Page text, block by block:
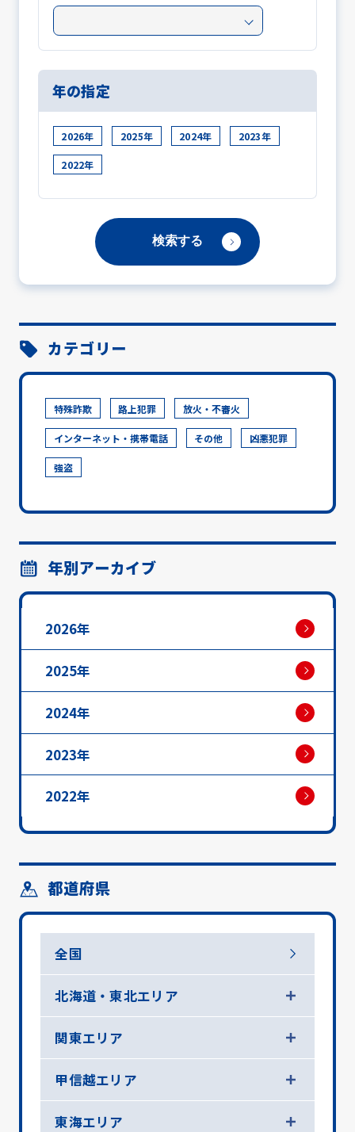
年の指定
2026年 2025年 2024年 2023年
2022年
カテゴリー
特殊詐欺 路上犯罪 放火・不審火
インターネット・携帯電話 その他 凶悪犯罪
強盗
年別アーカイブ
2026年
2025年
2024年
2023年
2022年
都道府県
全国
北海道・東北エリア
関東エリア
甲信越エリア
東海エリア